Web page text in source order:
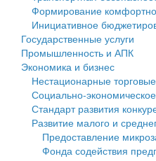
Государственные услуги
Промышленность и АПК
Экономика и бизнес
Символика
Устав
Гостям округа
Туризм
Культура
муниципального округа
Администрация Кашинского
Тверской области
Управление сельскими
Открытые данные
Финансовое управление
Бюджет для граждан
Имущество
Выявление
объектов недвижимости
Формирование
Инициативное
Государственные услуги
Промышленность и АПК
Экономика и бизнес
Нестационарные
Социально-
Стандарт развития
Развитие малого и
Предоставление
Фонда содействия